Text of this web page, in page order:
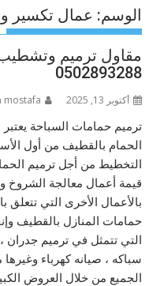
الوسم: عمال تكسير
مقاول ترميم
0502893288
أكتوبر 13, 2025 mostafa
ترميم حمامات السباحة
الحمام بالقطيف من أول
التخطيط من أجل ترميم
قيمة أعمال معالجة الشروخ
بالأعمال الأخرى التي
حمامات المنازل بالقطيف
التي تتمثل في ترميم
سباكه ، صيانه كهرباء
الجميع من خلال العروض